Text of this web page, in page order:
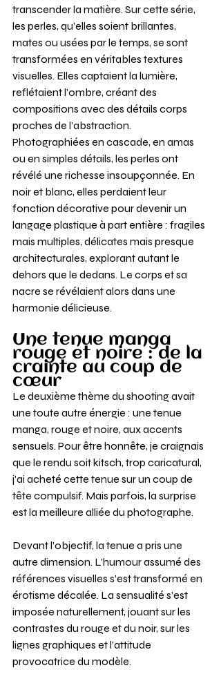
transcender la matière. Sur cette série,
les perles, qu’elles soient brillantes,
mates ou usées par le temps, se sont
transformées en véritables textures
visuelles. Elles captaient la lumière,
reflétaient l’ombre, créant des
compositions avec des détails corps
proches de l’abstraction.
Photographiées en cascade, en amas
ou en simples détails, les perles ont
révélé une richesse insoupçonnée. En
noir et blanc, elles perdaient leur
fonction décorative pour devenir un
langage plastique à part entière : fragiles
mais multiples, délicates mais presque
architecturales, explorant autant le
dehors que le dedans. Le corps et sa
nacre se révélaient alors dans une
harmonie délicieuse.
Une tenue manga
rouge et noire : de la
crainte au coup de
cœur
Le deuxième thème du shooting avait
une toute autre énergie : une tenue
manga, rouge et noire, aux accents
sensuels. Pour être honnête, je craignais
que le rendu soit kitsch, trop caricatural,
j'ai acheté cette tenue sur un coup de
tête compulsif. Mais parfois, la surprise
est la meilleure alliée du photographe.
Devant l’objectif, la tenue a pris une
autre dimension. L’humour assumé des
références visuelles s’est transformé en
érotisme décalée. La sensualité s’est
imposée naturellement, jouant sur les
contrastes du rouge et du noir, sur les
lignes graphiques et l’attitude
provocatrice du modèle.